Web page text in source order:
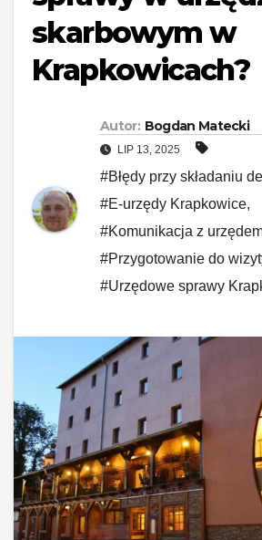
skarbowym w
Krapkowicach?
Autor: Bogdan Matecki
LIP 13, 2025
#Błędy przy składaniu
#E-urzędy Krapkowice,
#Komunikacja z
#Przygotowanie do
#Urzędowe sprawy